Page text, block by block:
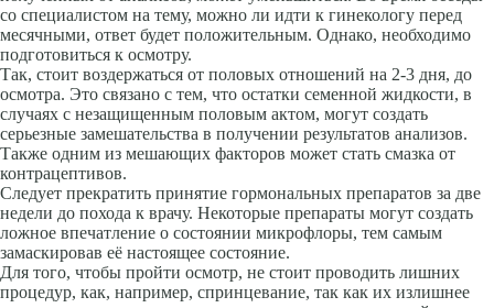
со специалистом на тему, можно ли идти к гинекологу перед
месячными, ответ будет положительным. Однако, необходимо
подготовиться к осмотру.
Так, стоит воздержаться от половых отношений на 2-3 дня, до
осмотра. Это связано с тем, что остатки семенной жидкости, в
случаях с незащищенным половым актом, могут создать
серьезные замешательства в получении результатов анализов.
Также одним из мешающих факторов может стать смазка от
контрацептивов.
Следует прекратить принятие гормональных препаратов за две
недели до похода к врачу. Некоторые препараты могут создать
ложное впечатление о состоянии микрофлоры, тем самым
замаскировав её настоящее состояние.
Для того, чтобы пройти осмотр, не стоит проводить лишних
процедур, как, например, спринцевание, так как их излишнее